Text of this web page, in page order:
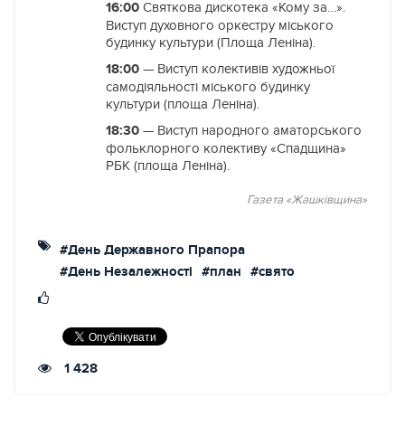
16:00 Святкова дискотека «Кому за…».
Виступ духовного оркестру міського
будинку культури (Площа Леніна).
18:00 — Виступ колективів художньої
самодіяльності міського будинку
культури (площа Леніна).
18:30 — Виступ народного аматорського
фольклорного колективу «Спадщина»
РБК (площа Леніна).
Газета «Жашківщина»
#День Державного Прапора
#День Незалежності
#план #свято
1 428